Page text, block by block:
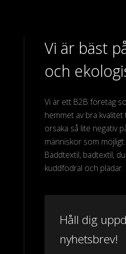
Vi är bäst
och
Vi är ett B2B företag
hemmet av bra
orsaka så lite negativ
människor som
Bäddtextil, badtextil,
kuddfodral och plädar.
Håll dig
nyhetsbrev!